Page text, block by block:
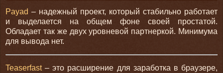
Payad – надежный проект, который стабильно работает
и выделается на общем фоне своей простатой.
Обладает так же двух уровневой партнеркой. Минимума
для вывода нет.
Teaserfast– это расширение для заработка в браузере,